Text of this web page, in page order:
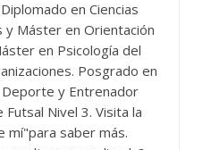
en Ciencias
y Máster en Orientación
en Psicología del
Posgrado en
Deporte y Entrenador
Futsal Nivel 3. Visita la
mí"para saber más.